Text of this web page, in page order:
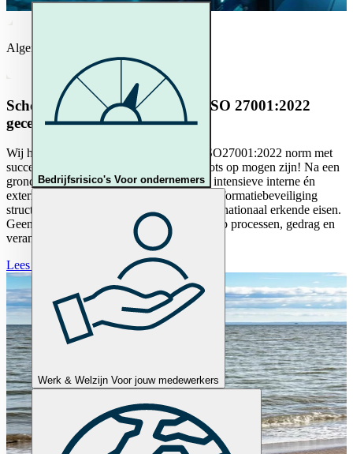
Bedrijfsrisico's Voor ondernemers
Werk & Welzijn Voor jouw medewerkers
Algemeen
Schouten Zekerheid is officieel ISO 27001:2022
gecertificeerd
Wij hebben de transitie naar de nieuwe ISO27001:2022 norm met
succes behaald. Mooi nieuws waar wij trots op mogen zijn! Na een
grondige herziening van maanden en een intensieve interne én
externe audit kunnen wij stellen dat onze informatiebeveiliging
structureel en aantoonbaar voldoet aan internationaal erkende eisen.
Geen snelle check, maar een stevige toets op processen, gedrag en
verantwoordelijkheid.
Lees verder